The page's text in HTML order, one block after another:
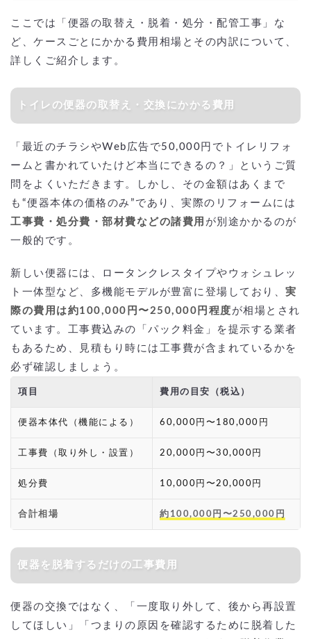
ここでは「便器の取替え・脱着・処分・配管工事」な
ど、ケースごとにかかる費用相場とその内訳について、
詳しくご紹介します。
トイレの便器の取替え・交換にかかる費用
「最近のチラシやWeb広告で50,000円でトイレリフォ
ームと書かれていたけど本当にできるの？」というご質
問をよくいただきます。しかし、その金額はあくまで
も“便器本体の価格のみ”であり、実際のリフォームには
工事費・処分費・部材費などの諸費用 が別途かかるのが
一般的です。
新しい便器には、ロータンクレスタイプやウォシュレッ
ト一体型など、多機能モデルが豊富に登場しており、 実
際の費用は約100,000円〜250,000円程度 が相場とされ
ています。工事費込みの「パック料金」を提示する業者
もあるため、見積もり時には工事費が含まれているかを
必ず確認しましょう。
項目 費用の目安（税込）
便器本体代（機能による） 60,000円〜180,000円
工事費（取り外し・設置） 20,000円〜30,000円
処分費 10,000円〜20,000円
合計相場 約100,000円〜250,000円
便器を脱着するだけの工事費用
便器の交換ではなく、「一度取り外して、後から再設置
してほしい」「つまりの原因を確認するために脱着した